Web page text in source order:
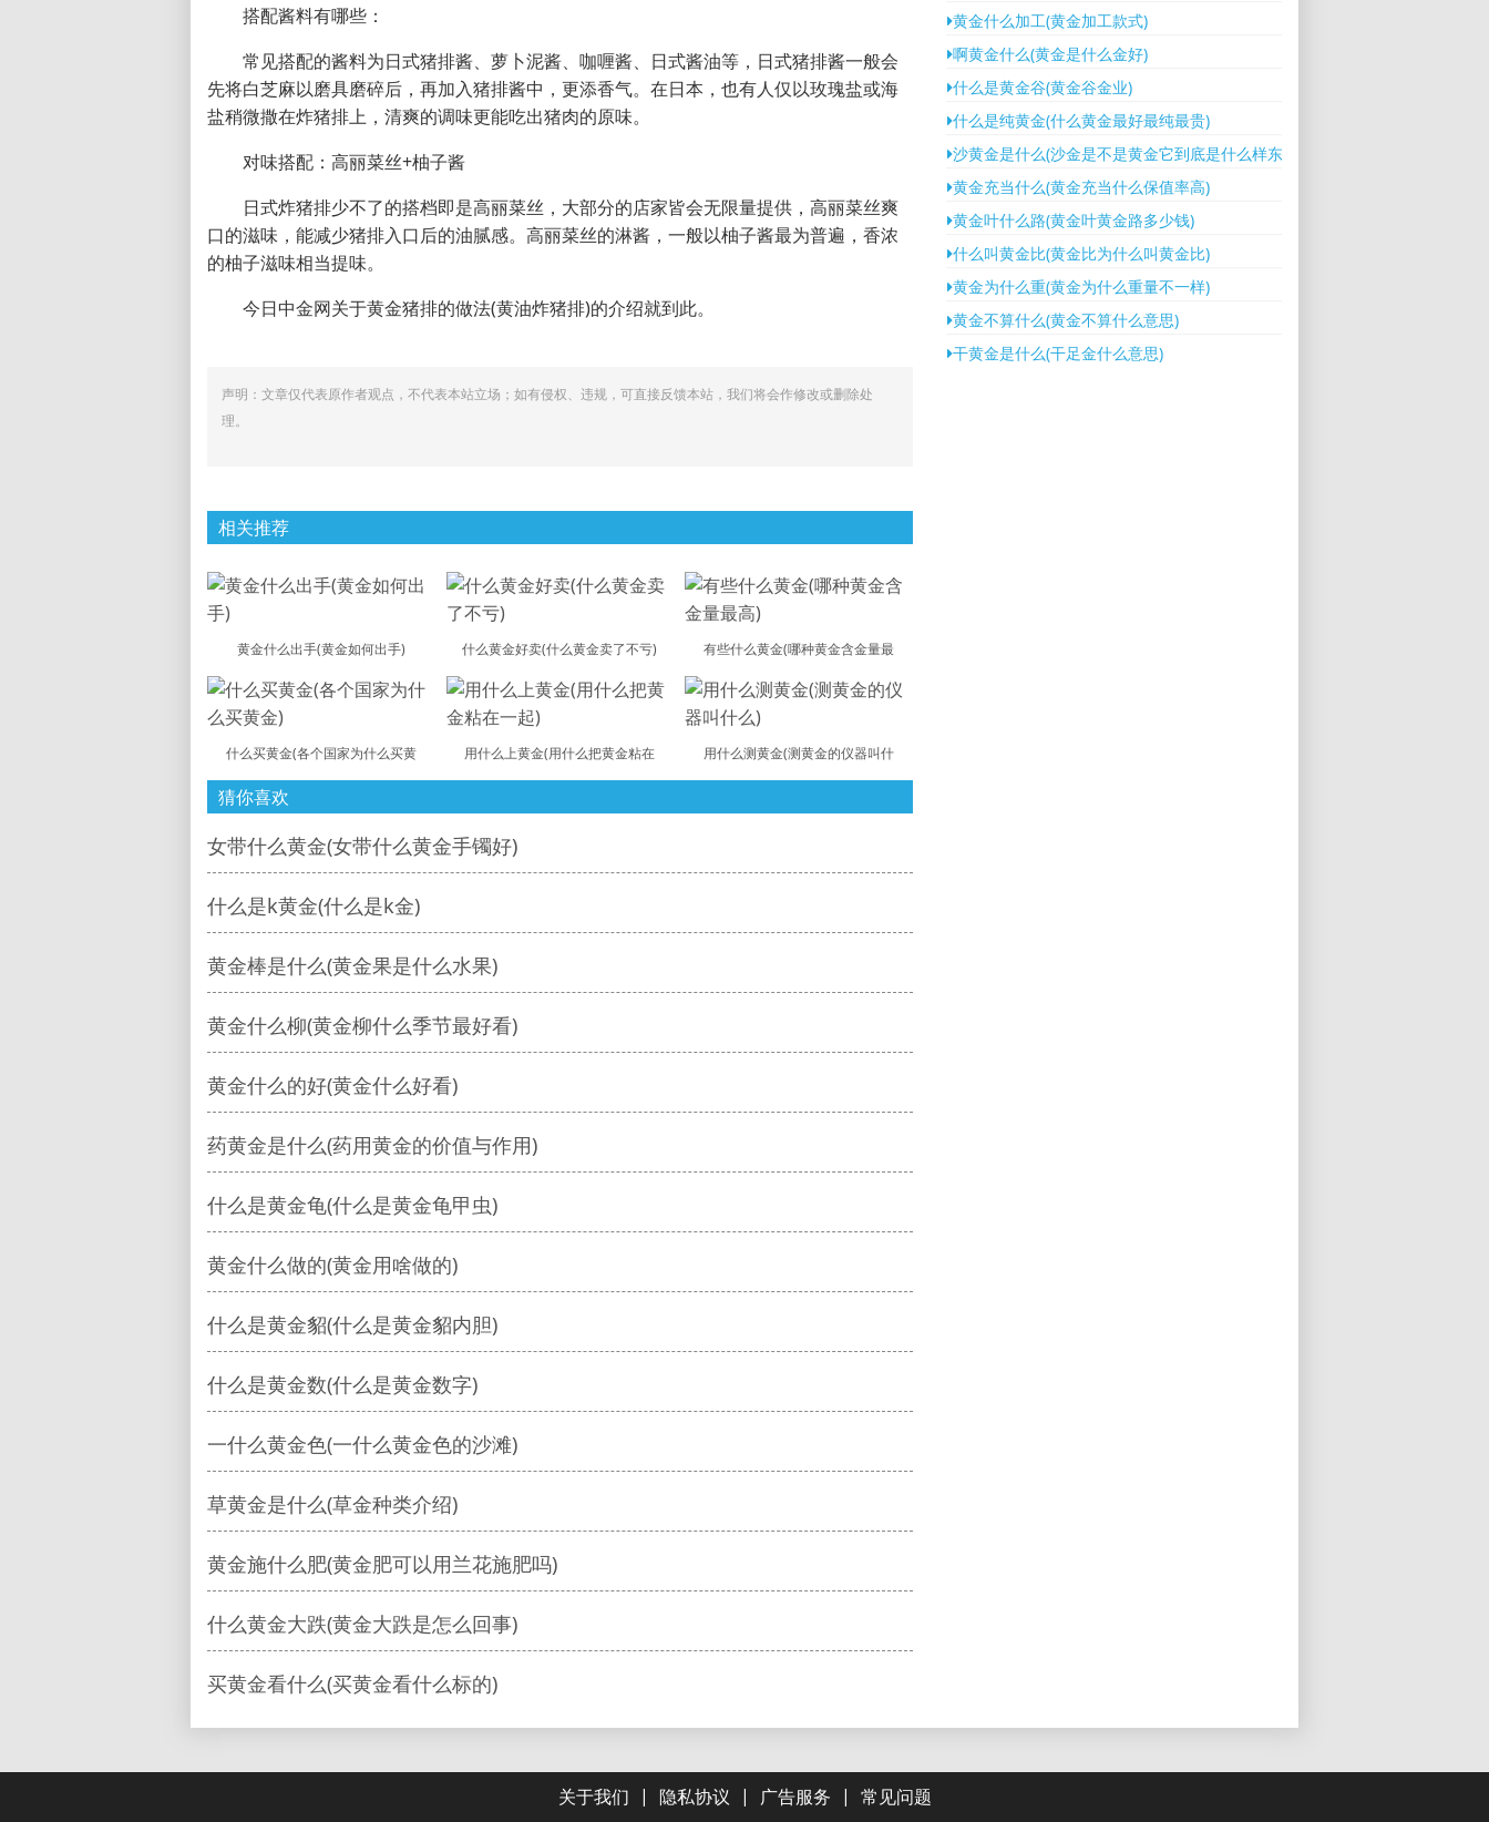
搭配酱料有哪些：
常见搭配的酱料为日式猪排酱、萝卜泥酱、咖喱酱、日式酱油等，日式猪排酱一般会
先将白芝麻以磨具磨碎后，再加入猪排酱中，更添香气。在日本，也有人仅以玫瑰盐或海
盐稍微撒在炸猪排上，清爽的调味更能吃出猪肉的原味。
对味搭配：高丽菜丝+柚子酱
日式炸猪排少不了的搭档即是高丽菜丝，大部分的店家皆会无限量提供，高丽菜丝爽
口的滋味，能减少猪排入口后的油腻感。高丽菜丝的淋酱，一般以柚子酱最为普遍，香浓
的柚子滋味相当提味。
今日中金网关于黄金猪排的做法(黄油炸猪排)的介绍就到此。
声明：文章仅代表原作者观点，不代表本站立场；如有侵权、违规，可直接反馈本站，我们将会作修改或删除处
理。
相关推荐
黄金什么出手(黄金如何出手) 什么黄金好卖(什么黄金卖了不亏) 有些什么黄金(哪种黄金含金量最
什么买黄金(各个国家为什么买黄 用什么上黄金(用什么把黄金粘在 用什么测黄金(测黄金的仪器叫什
猜你喜欢
女带什么黄金(女带什么黄金手镯好)
什么是k黄金(什么是k金)
黄金棒是什么(黄金果是什么水果)
黄金什么柳(黄金柳什么季节最好看)
黄金什么的好(黄金什么好看)
药黄金是什么(药用黄金的价值与作用)
什么是黄金龟(什么是黄金龟甲虫)
黄金什么做的(黄金用啥做的)
什么是黄金貂(什么是黄金貂内胆)
什么是黄金数(什么是黄金数字)
一什么黄金色(一什么黄金色的沙滩)
草黄金是什么(草金种类介绍)
黄金施什么肥(黄金肥可以用兰花施肥吗)
什么黄金大跌(黄金大跌是怎么回事)
买黄金看什么(买黄金看什么标的)
黄金什么加工(黄金加工款式)
啊黄金什么(黄金是什么金好)
什么是黄金谷(黄金谷金业)
什么是纯黄金(什么黄金最好最纯最贵)
沙黄金是什么(沙金是不是黄金它到底是什么样东西)
黄金充当什么(黄金充当什么保值率高)
黄金叶什么路(黄金叶黄金路多少钱)
什么叫黄金比(黄金比为什么叫黄金比)
黄金为什么重(黄金为什么重量不一样)
黄金不算什么(黄金不算什么意思)
干黄金是什么(干足金什么意思)
关于我们 | 隐私协议 | 广告服务 | 常见问题